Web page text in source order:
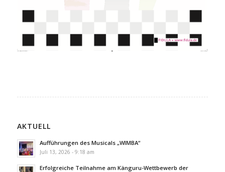
AKTUELL
Aufführungen des Musicals „WIMBA“
Juli 13, 2026 - 9:18 am
Erfolgreiche Teilnahme am Känguru-Wettbewerb der